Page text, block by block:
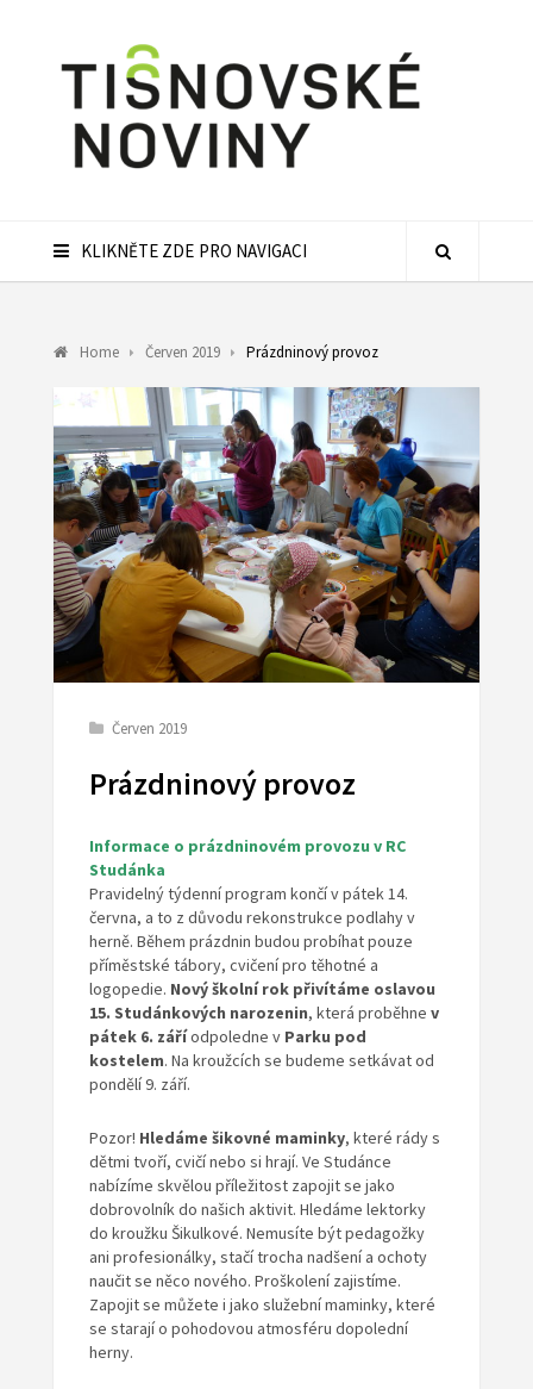
KLIKNĚTE ZDE PRO NAVIGACI
Home Červen 2019 Prázdninový provoz
Červen 2019
Prázdninový provoz
Informace o prázdninovém provozu v RC
Studánka
Pravidelný týdenní program končí v pátek 14.
června, a to z důvodu rekonstrukce podlahy v
herně. Během prázdnin budou probíhat pouze
příměstské tábory, cvičení pro těhotné a
logopedie. Nový školní rok přivítáme oslavou
15. Studánkových narozenin, která proběhne v
pátek 6. záříodpoledne v Parku pod
kostelem. Na kroužcích se budeme setkávat od
pondělí 9. září.
Pozor! Hledáme šikovné maminky, které rády s
dětmi tvoří, cvičí nebo si hrají. Ve Studánce
nabízíme skvělou příležitost zapojit se jako
dobrovolník do našich aktivit. Hledáme lektorky
do kroužku Šikulkové. Nemusíte být pedagožky
ani profesionálky, stačí trocha nadšení a ochoty
naučit se něco nového. Proškolení zajistíme.
Zapojit se můžete i jako služební maminky, které
se starají o pohodovou atmosféru dopolední
herny.